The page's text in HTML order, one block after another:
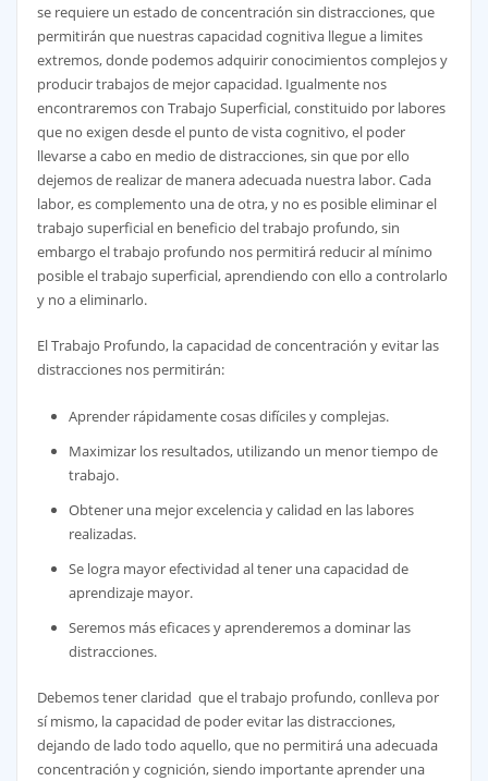
se requiere un estado de concentración sin distracciones, que
permitirán que nuestras capacidad cognitiva llegue a limites
extremos, donde podemos adquirir conocimientos complejos y
producir trabajos de mejor capacidad. Igualmente nos
encontraremos con Trabajo Superficial, constituido por labores
que no exigen desde el punto de vista cognitivo, el poder
llevarse a cabo en medio de distracciones, sin que por ello
dejemos de realizar de manera adecuada nuestra labor. Cada
labor, es complemento una de otra, y no es posible eliminar el
trabajo superficial en beneficio del trabajo profundo, sin
embargo el trabajo profundo nos permitirá reducir al mínimo
posible el trabajo superficial, aprendiendo con ello a controlarlo
y no a eliminarlo.
El Trabajo Profundo, la capacidad de concentración y evitar las
distracciones nos permitirán:
Aprender rápidamente cosas difíciles y complejas.
Maximizar los resultados, utilizando un menor tiempo de
trabajo.
Obtener una mejor excelencia y calidad en las labores
realizadas.
Se logra mayor efectividad al tener una capacidad de
aprendizaje mayor.
Seremos más eficaces y aprenderemos a dominar las
distracciones.
Debemos tener claridad que el trabajo profundo, conlleva por
sí mismo, la capacidad de poder evitar las distracciones,
dejando de lado todo aquello, que no permitirá una adecuada
concentración y cognición, siendo importante aprender una